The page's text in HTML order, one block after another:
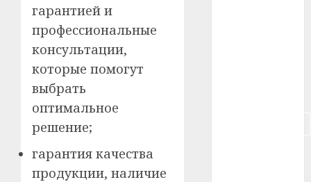
гарантией и
профессиональные
консультации,
которые помогут
выбрать
оптимальное
решение;
гарантия качества
продукции, наличие